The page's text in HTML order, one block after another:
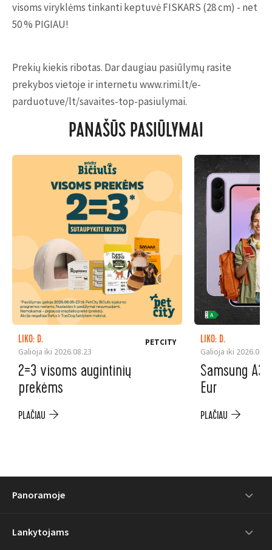
visoms viryklėms tinkanti keptuvė FISKARS (28 cm) - net
50 % PIGIAU!
Prekių kiekis ribotas. Dar daugiau pasiūlymų rasite
prekybos vietoje ir internetu www.rimi.lt/e-
parduotuve/lt/savaites-top-pasiulymai.
PANAŠŪS PASIŪLYMAI
LIKO: D.
Galioja iki 2026.08.23
PETCITY
2=3 visoms augintinių
prekėms
PLAČIAU
LIKO: D.
Galioja iki
Samsung
Eur
PLAČIAU
Panoramoje
Lankytojams